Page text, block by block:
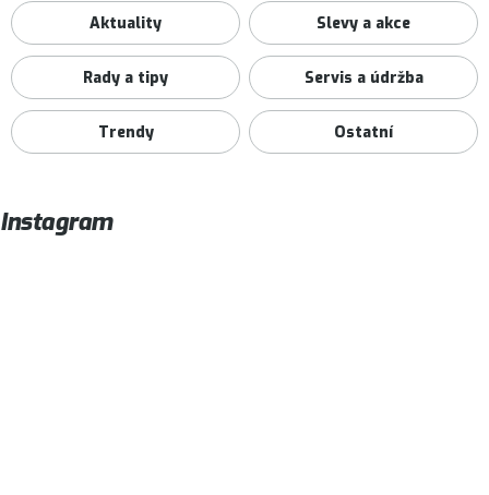
Aktuality Slevy a akce
Rady a tipy Servis a údržba
Trendy Ostatní
Instagram